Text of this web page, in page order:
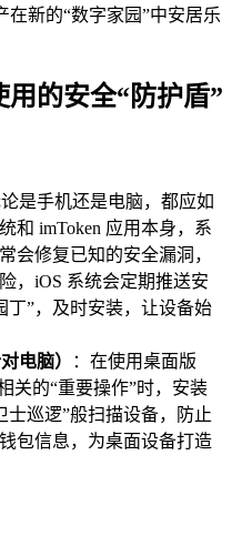
在新的“数字家园”中安居乐
的安全“防护盾”
论是手机还是电脑，都应如
和 imToken 应用本身，系
会修复已知的安全漏洞，
，iOS 系统会定期推送安
丁”，及时安装，让设备始
电脑）
：在使用桌面版
关的“重要操作”时，安装
士巡逻”般扫描设备，防止
包信息，为桌面设备打造